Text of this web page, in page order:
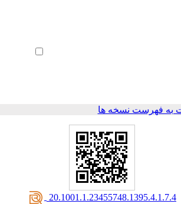
به فهرست نسخه ها
‎ 20.1001.1.23455748.1395.4.1.7.4